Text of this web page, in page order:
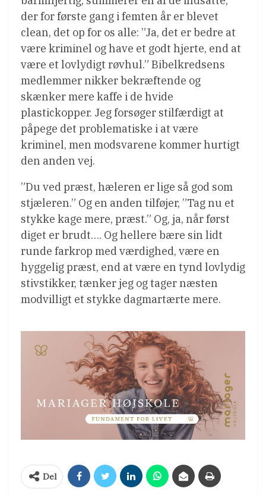
der for første gang i femten år er blevet
clean, det op for os alle: ”Ja, det er bedre at
være kriminel og have et godt hjerte, end at
være et lovlydigt røvhul.” Bibelkredsens
medlemmer nikker bekræftende og
skænker mere kaffe i de hvide
plastickopper. Jeg forsøger stilfærdigt at
påpege det problematiske i at være
kriminel, men modsvarene kommer hurtigt
den anden vej.
”Du ved præst, hæleren er lige så god som
stjæleren.” Og en anden tilføjer, ”Tag nu et
stykke kage mere, præst.” Og, ja, når først
diget er brudt…. Og hellere bære sin lidt
runde farkrop med værdighed, være en
hyggelig præst, end at være en tynd lovlydig
stivstikker, tænker jeg og tager næsten
modvilligt et stykke dagmartærte mere.
Del